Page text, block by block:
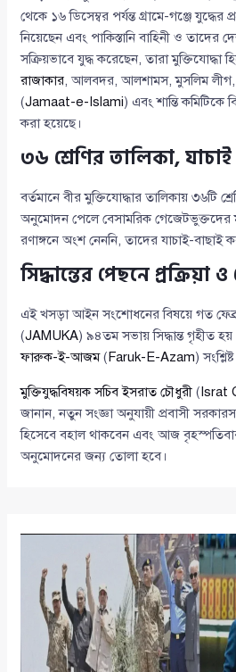
থেকে ১৬ ডিসেম্বর পর্যন্ত গ্রামে-গঞ্জে যুদ্ধের
নিয়েছেন এবং পাকিস্তানি বাহিনী ও তাদের
সক্রিয়ভাবে যুদ্ধ করেছেন, তারা মুক্তিযোদ্ধা
রাজাকার, আলবদর, আলশামস, মুসলিম
(Jamaat-e-Islami) এবং শান্তি কমিটিকে
করা হয়েছে।
৩৬ শ্রেণির তালিকা,
বর্তমানে বীর মুক্তিযোদ্ধার তালিকায় ৩৬টি
অনুমোদন পেলে বেসামরিক গেজেটভুক্তদের
রণাঙ্গনে অংশ নেননি, তাদের যাচাই-বাছাই
সিদ্ধান্তের পেছনে প্রক্রিয়া
এই খসড়া আইন সংশোধনের বিষয়ে গত
(JAMUKA) ৯৪তম সভায় সিদ্ধান্ত গৃহীত হয়
ফারুক-ই-আজম( Faruk-E-Azam)
মুক্তিযুদ্ধবিষয়ক সচিব ইসরাত চৌধুরী ( Israt
জানান, নতুন সংজ্ঞা অনুযায়ী প্রবাসী
হিসেবে বহাল থাকবেন এবং আজ
অনুমোদনের জন্য তোলা হবে।